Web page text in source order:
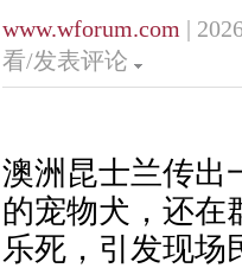
www.wforum.com |
看/发表评论
澳洲昆士兰传出
的宠物犬，还在
乐死，引发现场